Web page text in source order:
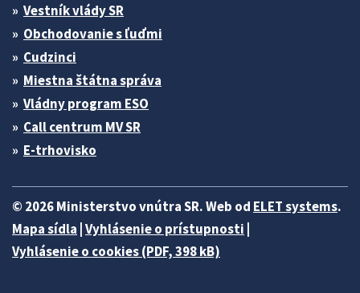
Vestník vlády SR
Obchodovanie s ľuďmi
Cudzinci
Miestna štátna správa
Vládny program ESO
Call centrum MV SR
E-trhovisko
© 2026 Ministerstvo vnútra SR. Web od ELET systems.
Mapa sídla Vyhlásenie o prístupnosti
Vyhlásenie o cookies (PDF, 398 kB)